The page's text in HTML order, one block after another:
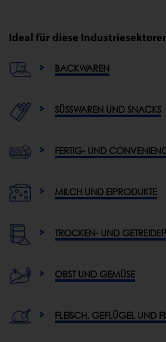
Ideal für diese
BACKWAREN
SÜSSWAREN UND SNACKS
FERTIG- UND
MILCH UND EIPRODUKTE
TROCKEN- UND
OBST UND GEMÜSE
FLEISCH, GEFLÜGEL UND